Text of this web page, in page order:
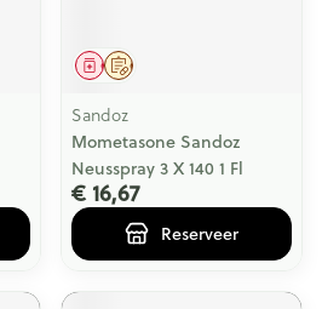
Op voorschrift
Geneesmiddel
Sandoz
Mometasone Sandoz
Neusspray 3 X 140 1 Fl
€ 16,67
Reserveer